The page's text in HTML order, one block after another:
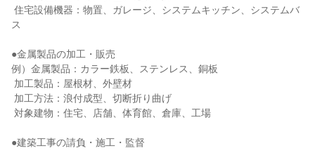
ス
●金属製品の加工・販売
例）金属製品：カラー鉄板、ステンレス、銅板
●建築工事の請負・施工・監督